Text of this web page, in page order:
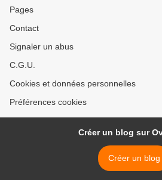
Pages
Contact
Signaler un abus
C.G.U.
Cookies et données personnelles
Préférences cookies
Créer un blog sur
Créer un blog